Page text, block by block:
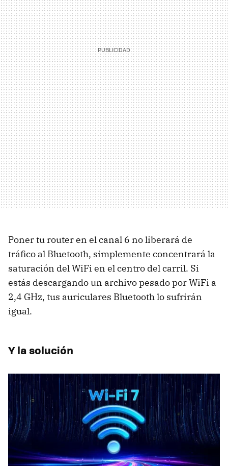
Poner tu router en el canal 6 no liberará de
tráfico al Bluetooth, simplemente concentrará la
saturación del WiFi en el centro del carril. Si
estás descargando un archivo pesado por WiFi a
2,4 GHz, tus auriculares Bluetooth lo sufrirán
igual.
Y la solución